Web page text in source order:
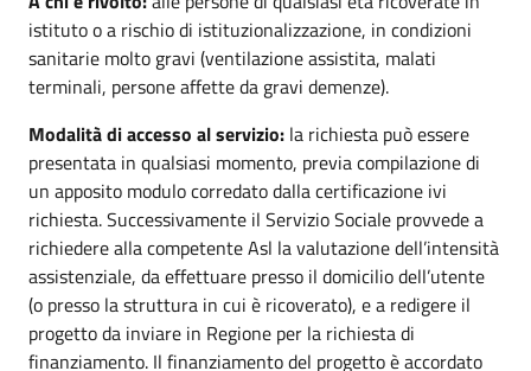
istituto o a rischio di istituzionalizzazione, in condizioni
sanitarie molto gravi (ventilazione assistita, malati
terminali, persone affette da gravi demenze).
Modalità di accesso al servizio: la richiesta può essere
presentata in qualsiasi momento, previa compilazione di
un apposito modulo corredato dalla certificazione ivi
richiesta. Successivamente il Servizio Sociale provvede a
richiedere alla competente Asl la valutazione dell’intensità
assistenziale, da effettuare presso il domicilio dell’utente
(o presso la struttura in cui è ricoverato), e a redigere il
progetto da inviare in Regione per la richiesta di
finanziamento. Il finanziamento del progetto è accordato